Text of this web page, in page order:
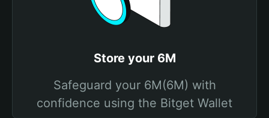
Store your 6M
Safeguard your 6M(6M) with
confidence using the Bitget Wallet